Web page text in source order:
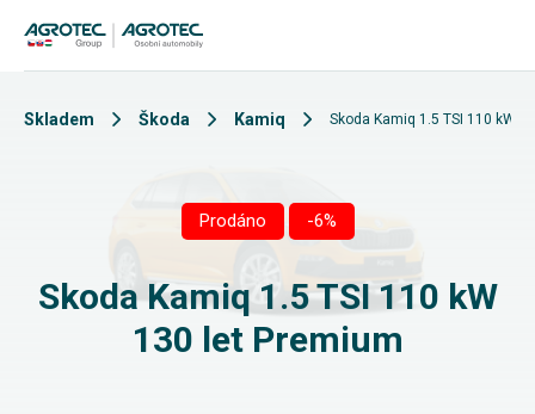
Skladem Škoda Kamiq Skoda Kamiq 1.5 TSI 110 kW
Prodáno -6%
Skoda Kamiq 1.5 TSI 110 kW
130 let Premium